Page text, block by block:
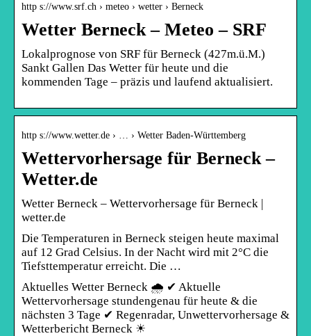
http s://www.srf.ch › meteo › wetter › Berneck
Wetter Berneck – Meteo – SRF
Lokalprognose von SRF für Berneck (427m.ü.M.)
Sankt Gallen Das Wetter für heute und die
kommenden Tage – präzis und laufend aktualisiert.
http s://www.wetter.de › … › Wetter Baden-Württemberg
Wettervorhersage für Berneck –
Wetter.de
Wetter Berneck – Wettervorhersage für Berneck |
wetter.de
Die Temperaturen in Berneck steigen heute maximal
auf 12 Grad Celsius. In der Nacht wird mit 2°C die
Tiefsttemperatur erreicht. Die …
Aktuelles Wetter Berneck 🌧️ ✔ Aktuelle
Wettervorhersage stundengenau für heute & die
nächsten 3 Tage ✔ Regenradar, Unwettervorhersage &
Wetterbericht Berneck ☀